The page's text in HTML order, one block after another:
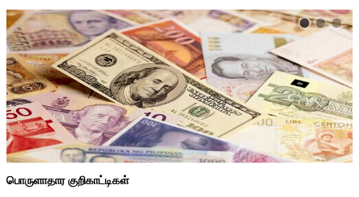
பொருளாதார குறிகாட்டிகள்